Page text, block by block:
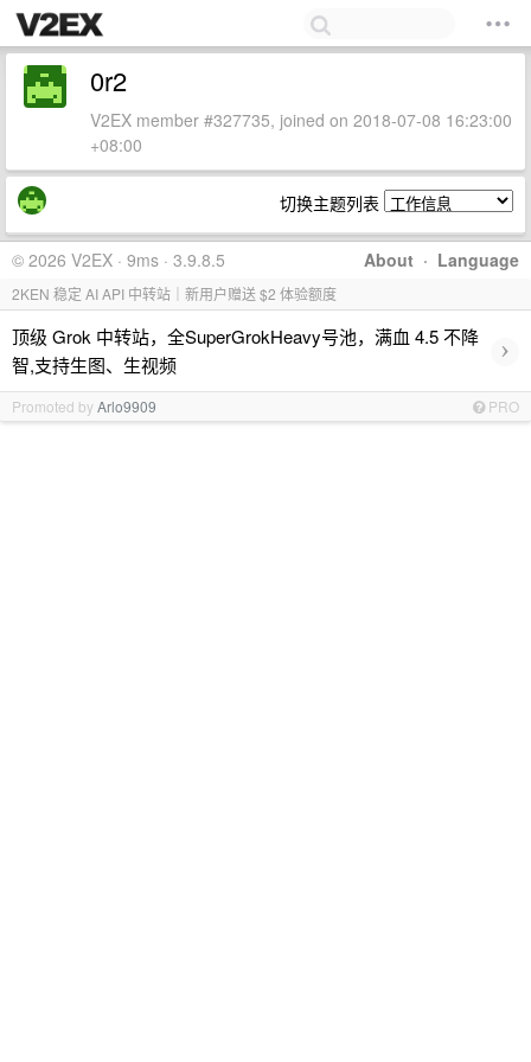
0r2
V2EX member #327735, joined on 2018-07-08 16:23:00
+08:00
切换主题列表
About · Language
© 2026 V2EX · 9ms · 3.9.8.5
2KEN 稳定 AI API 中转站｜新用户赠送 $2 体验额度
顶级 Grok 中转站，全SuperGrokHeavy号池，满血 4.5 不降
智,支持生图、生视频
›
Promoted byArlo9909 PRO